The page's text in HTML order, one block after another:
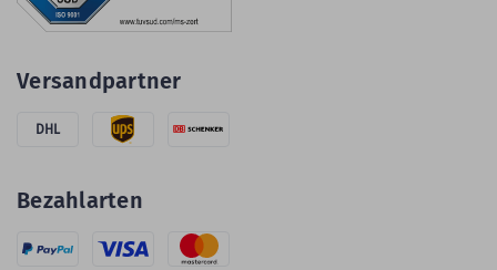
Versandpartner
DHL
Bezahlarten